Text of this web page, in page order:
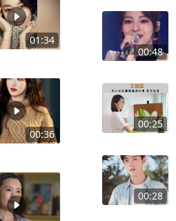
01:34
00:36
00:48
00:25
00:28